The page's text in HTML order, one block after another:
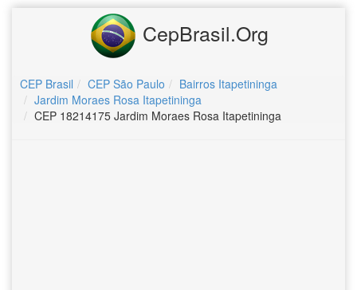
CepBrasil.Org
CEP Brasil CEP São Paulo
Bairros Itapetininga
Jardim Moraes Rosa Itapetininga
CEP 18214175 Jardim Moraes Rosa Itapetininga